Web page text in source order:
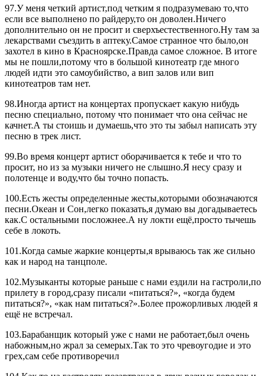
97.У меня четкий артист,под четким я подразумеваю то,что
если все выполнено по райдеру,то он доволен.Ничего
дополнительно он не просит и сверхъестественного.Ну там за
лекарствами съездить в аптеку.Самое странное что было,он
захотел в кино в Красноярске.Правда самое сложное. В итоге
мы не пошли,потому что в большой кинотеатр где много
людей идти это самоубийство, а вип залов или вип
кинотеатров там нет.
98.Иногда артист на концертах пропускает какую нибудь
песню специально, потому что понимает что она сейчас не
качнет.А ты стоишь и думаешь,что это ты забыл написать эту
песню в трек лист.
99.Во время концерт артист оборачивается к тебе и что то
просит, но из за музыки ничего не слышно.Я несу сразу и
полотенце и воду,что бы точно попасть.
100.Есть жесты определенные жесты,которыми обозначаются
песни.Океан и Сон,легко показать,я думаю вы догадываетесь
как.С остальными посложнее.А ну локти ещё,просто тычешь
себе в локоть.
101.Когда самые жаркие концерты,я врываюсь так же сильно
как и народ на танцполе.
102.Музыканты которые раньше с нами ездили на гастроли,по
прилету в город,сразу писали «питаться?», «когда будем
питаться?», «как нам питаться?».Более прожорливых людей я
ещё не встречал.
103.Барабанщик который уже с нами не работает,был очень
набожным,но жрал за семерых.Так то это чревоугодие и это
грех,сам себе противоречил